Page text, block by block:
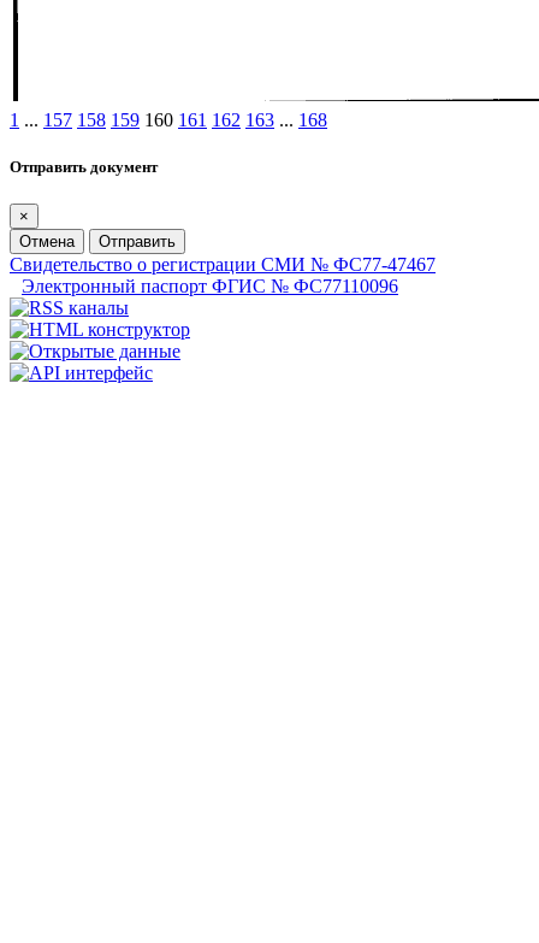
1 ... 157 158 159 160 161 162 163 ... 168
Отправить документ
×
Отмена
Отправить
Свидетельство о регистрации СМИ № ФС77-47467
Электронный паспорт ФГИС № ФС77110096